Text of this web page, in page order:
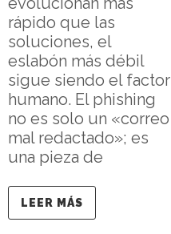
rápido que las
soluciones, el
eslabón más débil
sigue siendo el factor
humano. El phishing
no es solo un «correo
mal redactado»; es
una pieza de
LEER MÁS